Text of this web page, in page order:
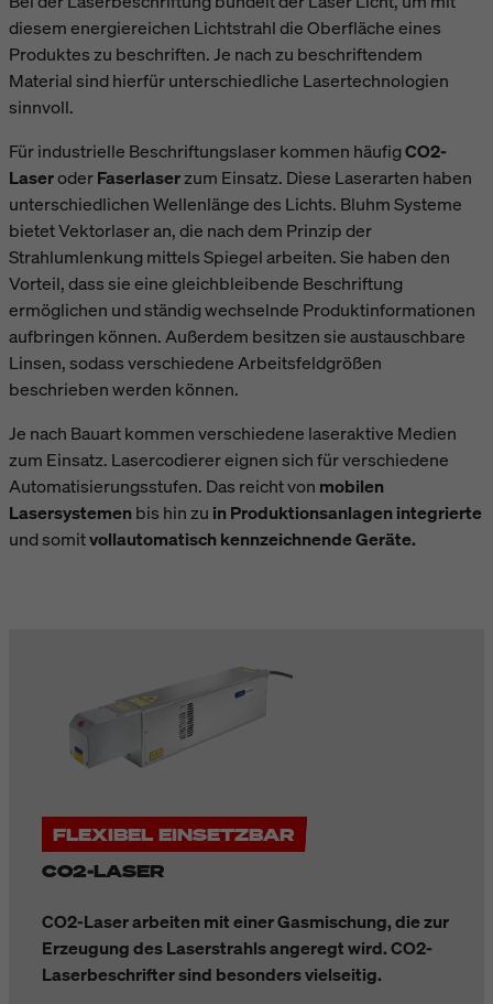
diesem energiereichen Lichtstrahl die Oberfläche eines
Produktes zu beschriften. Je nach zu beschriftendem
Material sind hierfür unterschiedliche Lasertechnologien
sinnvoll.
Für industrielle Beschriftungslaser kommen häufigCO2-
LaseroderFaserlaserzum Einsatz. Diese Laserarten haben
unterschiedlichen Wellenlänge des Lichts. Bluhm Systeme
bietet Vektorlaser an, die nach dem Prinzip der
Strahlumlenkung mittels Spiegel arbeiten. Sie haben den
Vorteil, dass sie eine gleichbleibende Beschriftung
ermöglichen und ständig wechselnde Produktinformationen
aufbringen können. Außerdem besitzen sie austauschbare
Linsen, sodass verschiedene Arbeitsfeldgrößen
beschrieben werden können.
Je nach Bauart kommen verschiedene laseraktive Medien
zum Einsatz. Lasercodierer eignen sich für verschiedene
Automatisierungsstufen. Das reicht von mobilen
Lasersystemenbis hin zu in Produktionsanlagen integrierte
und somitvollautomatisch kennzeichnende Geräte.
FLEXIBEL EINSETZBAR
CO2-LASER
CO2-Laser arbeiten mit einer Gasmischung, die zur
Erzeugung des Laserstrahls angeregt wird. CO2-
Laserbeschrifter sind besonders vielseitig.